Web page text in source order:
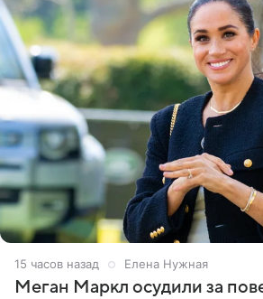
15 часов назад Елена Нужная
Меган Маркл осудили за